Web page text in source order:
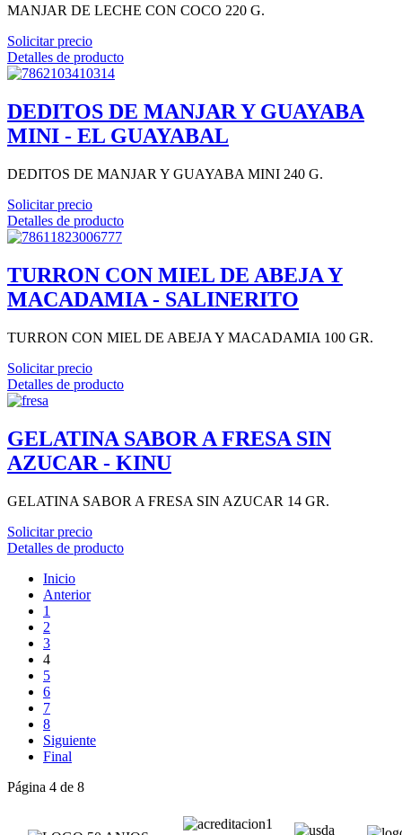
MANJAR DE LECHE CON COCO 220 G.
Solicitar precio
Detalles de producto
DEDITOS DE MANJAR Y GUAYABA
MINI - EL GUAYABAL
DEDITOS DE MANJAR Y GUAYABA MINI 240 G.
Solicitar precio
Detalles de producto
TURRON CON MIEL DE ABEJA Y
MACADAMIA - SALINERITO
TURRON CON MIEL DE ABEJA Y MACADAMIA 100 GR.
Solicitar precio
Detalles de producto
GELATINA SABOR A FRESA SIN
AZUCAR - KINU
GELATINA SABOR A FRESA SIN AZUCAR 14 GR.
Solicitar precio
Detalles de producto
Inicio
Anterior
1
2
3
4
5
6
7
8
Siguiente
Final
Página 4 de 8